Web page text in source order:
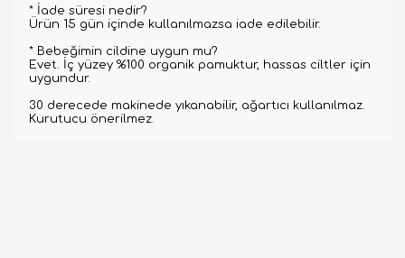
* İade süresi nedir?
Ürün 15 gün içinde kullanılmazsa iade edilebilir.
* Bebeğimin cildine uygun mu?
Evet. İç yüzey %100 organik pamuktur, hassas ciltler için
uygundur.
30 derecede makinede yıkanabilir, ağartıcı kullanılmaz.
Kurutucu önerilmez.